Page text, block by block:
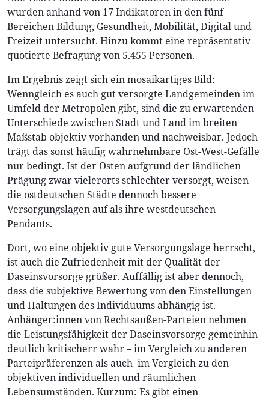
wurden anhand von 17 Indikatoren in den fünf
Bereichen Bildung, Gesundheit, Mobilität, Digital und
Freizeit untersucht. Hinzu kommt eine repräsentativ
quotierte Befragung von 5.455 Personen.
Im Ergebnis zeigt sich ein mosaikartiges Bild:
Wenngleich es auch gut versorgte Landgemeinden im
Umfeld der Metropolen gibt, sind die zu erwartenden
Unterschiede zwischen Stadt und Land im breiten
Maßstab objektiv vorhanden und nachweisbar. Jedoch
trägt das sonst häufig wahrnehmbare Ost-West-Gefälle
nur bedingt. Ist der Osten aufgrund der ländlichen
Prägung zwar vielerorts schlechter versorgt, weisen
die ostdeutschen Städte dennoch bessere
Versorgungslagen auf als ihre westdeutschen
Pendants.
Dort, wo eine objektiv gute Versorgungslage herrscht,
ist auch die Zufriedenheit mit der Qualität der
Daseinsvorsorge größer. Auffällig ist aber dennoch,
dass die subjektive Bewertung von den Einstellungen
und Haltungen des Individuums abhängig ist.
Anhänger:innen von Rechtsaußen-Parteien nehmen
die Leistungsfähigkeit der Daseinsvorsorge gemeinhin
deutlich kritischerr wahr – im Vergleich zu anderen
Parteipräferenzen als auch im Vergleich zu den
objektiven individuellen und räumlichen
Lebensumständen. Kurzum: Es gibt einen